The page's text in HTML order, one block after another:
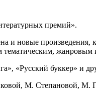
премий».
и новые произведения,
тематическим,
«Русский буккер» и
М. Степановой,